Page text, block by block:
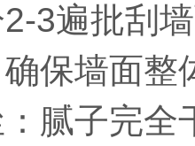
3遍批刮
保墙面整
子完全